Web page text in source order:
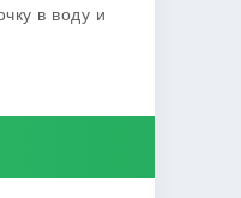
в воду и